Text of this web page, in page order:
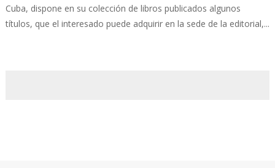
Cuba, dispone en su colección de libros publicados algunos
títulos, que el interesado puede adquirir en la sede de la editorial,...